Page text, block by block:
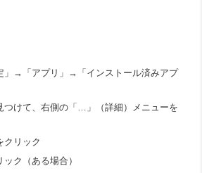
」→「アプリ」→「インストール済みアプ
つけて、右側の「…」（詳細）メニューを
クリック
ック（ある場合）